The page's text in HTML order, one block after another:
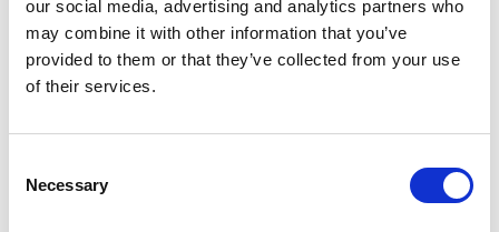
our social media, advertising and analytics partners who
may combine it with other information that you’ve
provided to them or that they’ve collected from your use
of their services.
Selection
Necessary
Serienausstattung